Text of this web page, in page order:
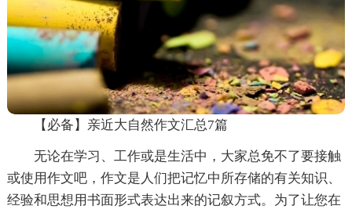
【必备】亲近大自然作文汇总7篇
无论在学习、工作或是生活中，大家总免不了要接触
或使用作文吧，作文是人们把记忆中所存储的有关知识、
经验和思想用书面形式表达出来的记叙方式。为了让您在